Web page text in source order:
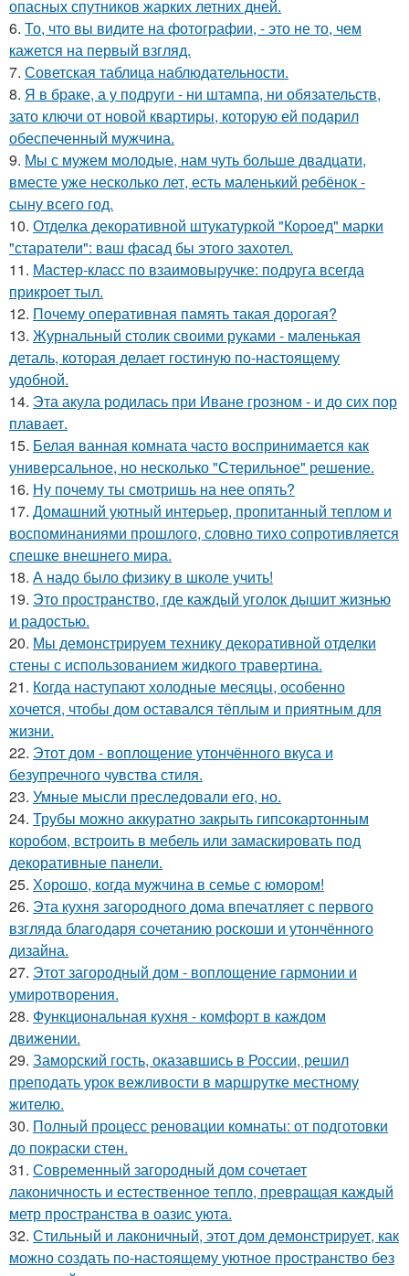
опасных спутников жарких летних дней.
6. То, что вы видите на фотографии, - это не то, чем
кажется на первый взгляд.
7. Советская таблица наблюдательности.
8. Я в браке, а у подруги - ни штампа, ни обязательств,
зато ключи от новой квартиры, которую ей подарил
обеспеченный мужчина.
9. Мы с мужем молодые, нам чуть больше двадцати,
вместе уже несколько лет, есть маленький ребёнок -
сыну всего год.
10. Отделка декоративной штукатуркой "Короед" марки
"старатели": ваш фасад бы этого захотел.
11. Мастер-класс по взаимовыручке: подруга всегда
прикроет тыл.
12. Почему оперативная память такая дорогая?
13. Журнальный столик своими руками - маленькая
деталь, которая делает гостиную по-настоящему
удобной.
14. Эта акула родилась при Иване грозном - и до сих пор
плавает.
15. Белая ванная комната часто воспринимается как
универсальное, но несколько "Стерильное" решение.
16. Ну почему ты смотришь на нее опять?
17. Домашний уютный интерьер, пропитанный теплом и
воспоминаниями прошлого, словно тихо сопротивляется
спешке внешнего мира.
18. А надо было физику в школе учить!
19. Это пространство, где каждый уголок дышит жизнью
и радостью.
20. Мы демонстрируем технику декоративной отделки
стены с использованием жидкого травертина.
21. Когда наступают холодные месяцы, особенно
хочется, чтобы дом оставался тёплым и приятным для
жизни.
22. Этот дом - воплощение утончённого вкуса и
безупречного чувства стиля.
23. Умные мысли преследовали его, но.
24. Трубы можно аккуратно закрыть гипсокартонным
коробом, встроить в мебель или замаскировать под
декоративные панели.
25. Хорошо, когда мужчина в семье с юмором!
26. Эта кухня загородного дома впечатляет с первого
взгляда благодаря сочетанию роскоши и утончённого
дизайна.
27. Этот загородный дом - воплощение гармонии и
умиротворения.
28. Функциональная кухня - комфорт в каждом
движении.
29. Заморский гость, оказавшись в России, решил
преподать урок вежливости в маршрутке местному
жителю.
30. Полный процесс реновации комнаты: от подготовки
до покраски стен.
31. Современный загородный дом сочетает
лаконичность и естественное тепло, превращая каждый
метр пространства в оазис уюта.
32. Стильный и лаконичный, этот дом демонстрирует, как
можно создать по-настоящему уютное пространство без